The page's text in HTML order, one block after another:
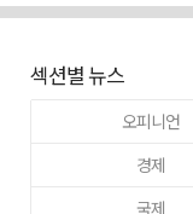
섹션별 뉴스
오피니언
경제
국제